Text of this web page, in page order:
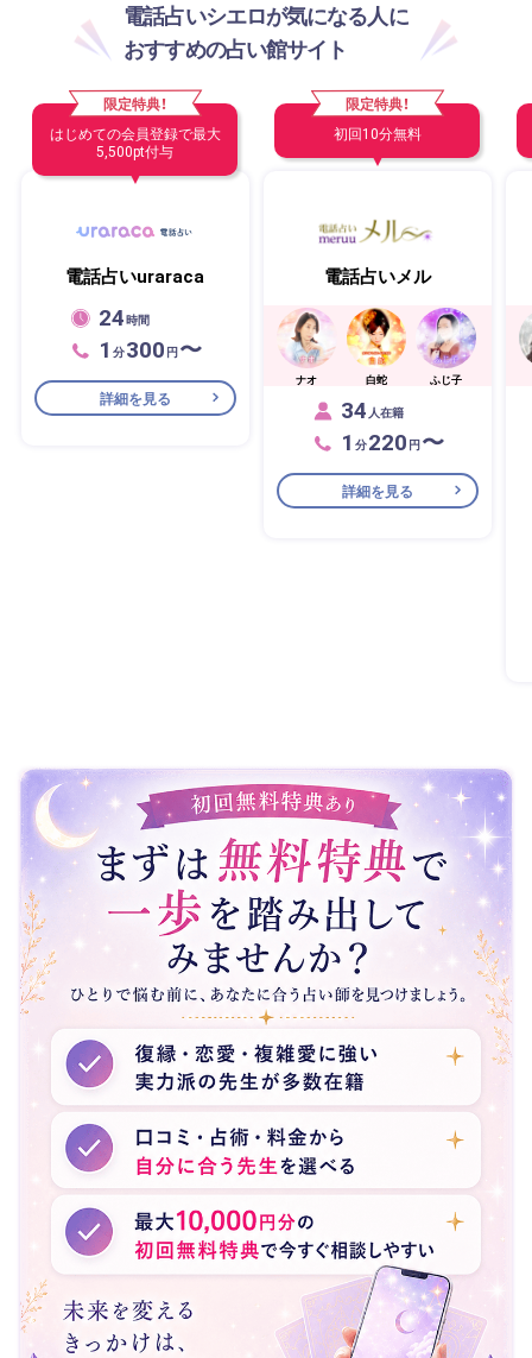
電話占いシエロが気になる人に
おすすめの占い館サイト
限定特典！
はじめての会員登録で最大
5,500pt付与
電話占いuraraca
24時間
1 分300 円〜
詳細を見る
限定特典！
初回10分無料
電話占いメル
ナオ 白蛇 ふじ子
34 人在籍
1 分220 円〜
詳細を見る